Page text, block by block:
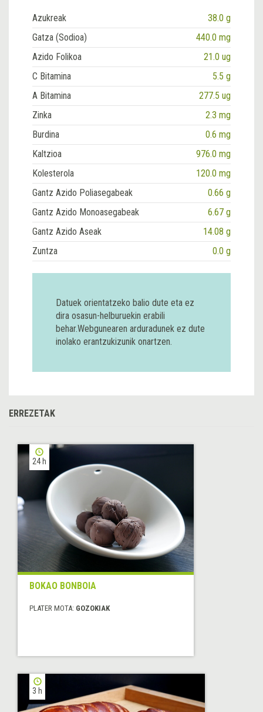
Azukreak
38.0 g
Gatza (Sodioa)
440.0 mg
Azido Folikoa
21.0 ug
C Bitamina
5.5 g
A Bitamina
277.5 ug
Zinka
2.3 mg
Burdina
0.6 mg
Kaltzioa
976.0 mg
Kolesterola
120.0 mg
Gantz Azido Poliasegabeak
0.66 g
Gantz Azido Monoasegabeak
6.67 g
Gantz Azido Aseak
14.08 g
Zuntza
0.0 g
Datuek orientatzeko balio dute eta ez
dira osasun-helburuekin erabili
behar.Webgunearen arduradunek ez dute
inolako erantzukizunik onartzen.
ERREZETAK
24 h
BOKAO BONBOIA
PLATER MOTA: GOZOKIAK
3 h